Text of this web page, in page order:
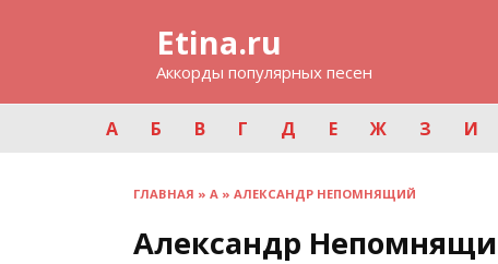
Etina.ru
Аккорды популярных песен
А Б В Г Д Е Ж З И
ГЛАВНАЯ » А » АЛЕКСАНДР НЕПОМНЯЩИЙ
Александр